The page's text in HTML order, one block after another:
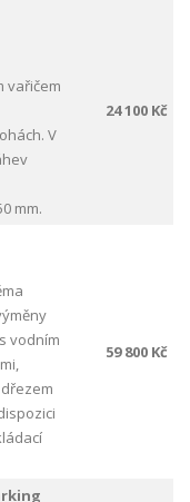
vařičem
V
mm.
24 100 Kč
vodním
59 800 Kč